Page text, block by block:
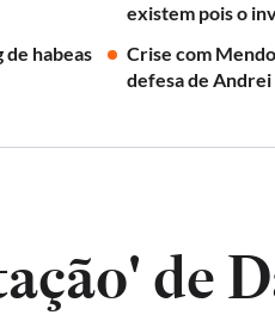
existem pois o
habeas
Crise com
defesa de Andrei
de